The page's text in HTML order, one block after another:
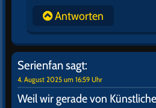
Antworten
Serienfansagt:
4. August 2025 um 16:59 Uhr
Weil wir gerade von